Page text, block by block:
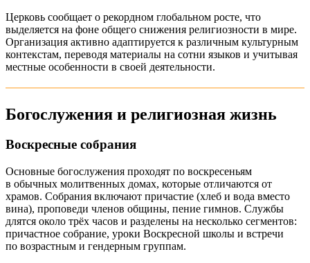
Церковь сообщает о рекордном глобальном росте, что
выделяется на фоне общего снижения религиозности в мире.
Организация активно адаптируется к различным культурным
контекстам, переводя материалы на сотни языков и учитывая
местные особенности в своей деятельности.
Богослужения и религиозная жизнь
Воскресные собрания
Основные богослужения проходят по воскресеньям
в обычных молитвенных домах, которые отличаются от
храмов. Собрания включают причастие (хлеб и вода вместо
вина), проповеди членов общины, пение гимнов. Службы
длятся около трёх часов и разделены на несколько сегментов:
причастное собрание, уроки Воскресной школы и встречи
по возрастным и гендерным группам.